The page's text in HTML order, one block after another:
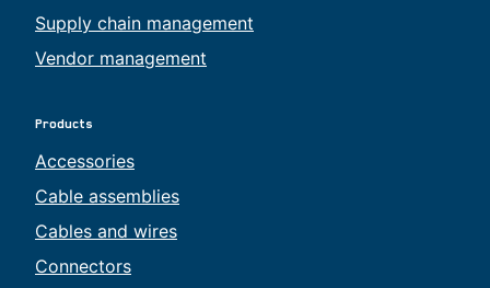
Supply chain management
Vendor management
Products
Accessories
Cable assemblies
Cables and wires
Connectors